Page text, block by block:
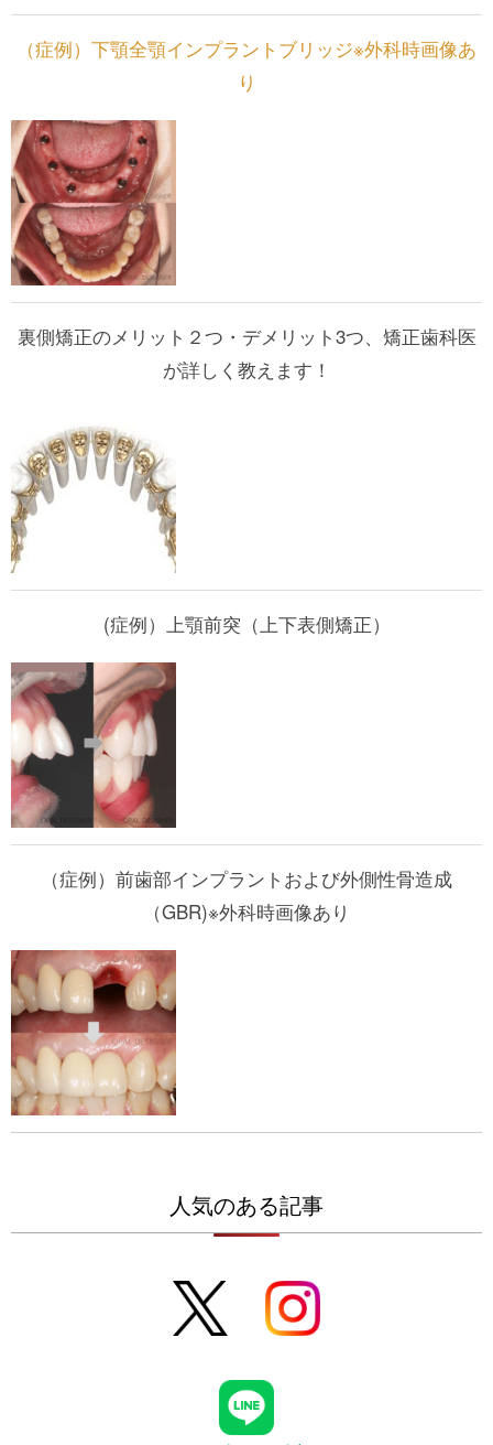
（症例）下顎全顎インプラントブリッジ※外科時画像あ
り
裏側矯正のメリット２つ・デメリット3つ、矯正歯科医
が詳しく教えます！
(症例）上顎前突（上下表側矯正）
（症例）前歯部インプラントおよび外側性骨造成
（GBR)※外科時画像あり
人気のある記事